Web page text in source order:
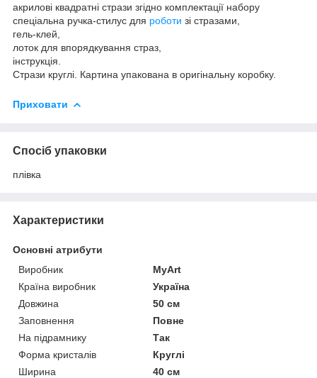
акрилові квадратні стрази згідно комплектації набору
спеціальна ручка-стилус для роботи зі стразами,
гель-клей,
лоток для впорядкування страз,
інструкція.
Стрази круглі. Картина упакована в оригінальну коробку.
Приховати
Спосіб упаковки
плівка
Характеристики
Основні атрибути
Виробник
MyArt
Країна виробник
Україна
Довжина
50 см
Заповнення
Повне
На підрамнику
Так
Форма кристалів
Круглі
Ширина
40 см